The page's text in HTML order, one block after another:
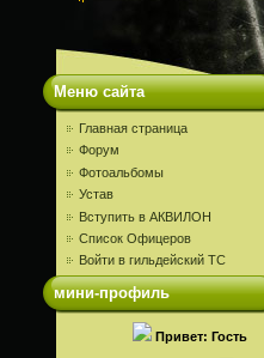
Меню сайта
Главная страница
Форум
Фотоальбомы
Устав
Вступить в АКВИЛОН
Список Офицеров
Войти в гильдейский ТС
мини-профиль
Привет: Гость